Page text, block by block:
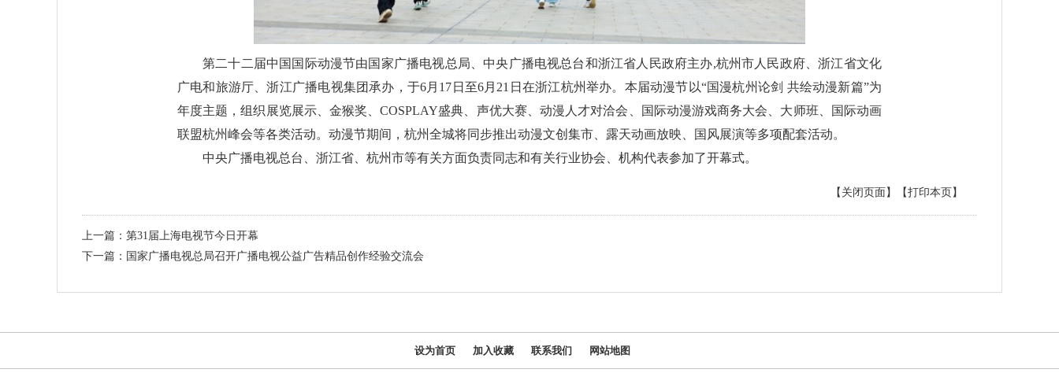
第二十二届中国国际动漫节由国家广播电视总局、中央广播电视总台和浙江省人民政府主办,杭州市人民政府、浙江省文化
广电和旅游厅、浙江广播电视集团承办，于6月17日至6月21日在浙江杭州举办。本届动漫节以“国漫杭州论剑 共绘动漫新篇”为
年度主题，组织展览展示、金猴奖、COSPLAY盛典、声优大赛、动漫人才对洽会、国际动漫游戏商务大会、大师班、国际动画
联盟杭州峰会等各类活动。动漫节期间，杭州全城将同步推出动漫文创集市、露天动画放映、国风展演等多项配套活动。
中央广播电视总台、浙江省、杭州市等有关方面负责同志和有关行业协会、机构代表参加了开幕式。
【打印本页】
【关闭页面】
上一篇：第31届上海电视节今日开幕
下一篇：国家广播电视总局召开广播电视公益广告精品创作经验交流会
设为首页 加入收藏 联系我们 网站地图